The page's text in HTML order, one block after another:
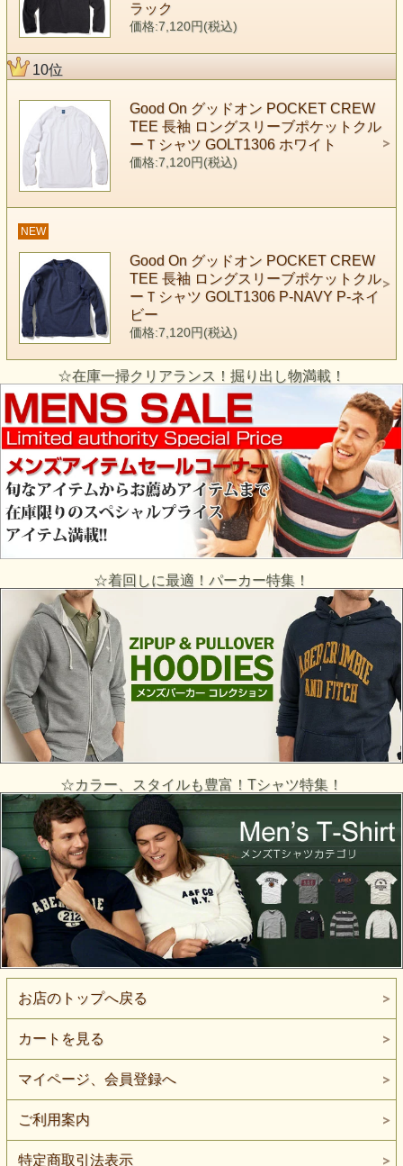
ラック
価格:7,120円(税込)
10位
Good On グッドオン POCKET CREW
TEE 長袖 ロングスリーブポケットクル
ーＴシャツ GOLT1306 ホワイト
価格:7,120円(税込)
NEW
Good On グッドオン POCKET CREW
TEE 長袖 ロングスリーブポケットクル
ーＴシャツ GOLT1306 P-NAVY P-ネイ
ビー
価格:7,120円(税込)
☆在庫一掃クリアランス！掘り出し物満載！
☆着回しに最適！パーカー特集！
☆カラー、スタイルも豊富！Tシャツ特集！
お店のトップへ戻る
カートを見る
マイページ、会員登録へ
ご利用案内
特定商取引法表示